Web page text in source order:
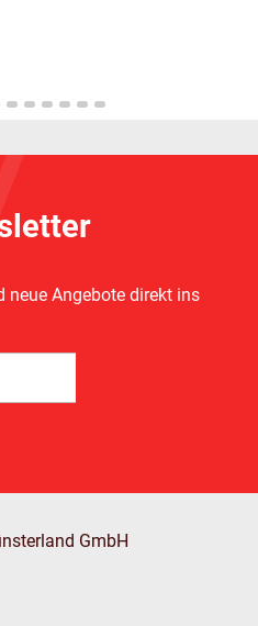
neue Angebote direkt ins
GmbH